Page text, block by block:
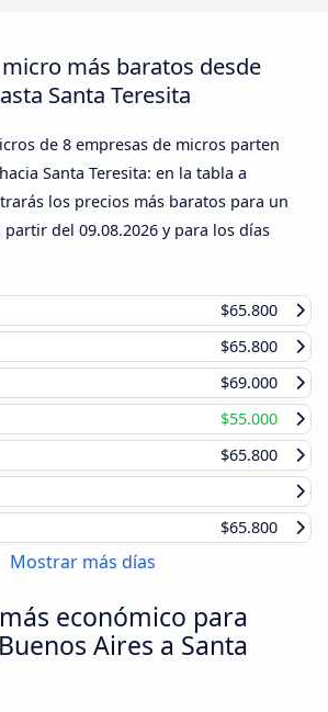
más baratos desde
Santa Teresita
de 8 empresas de micros parten
Santa Teresita: en la tabla a
los precios más baratos para un
partir del 09.08.2026 y para los días
$65.800
$65.800
$69.000
$55.000
$65.800
$65.800
Mostrar más días
económico para
Aires a Santa